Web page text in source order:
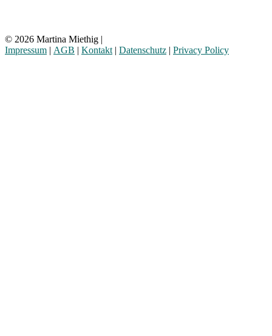
© 2026 Martina Miethig |
Impressum | AGB | Kontakt | Datenschutz | Privacy Policy